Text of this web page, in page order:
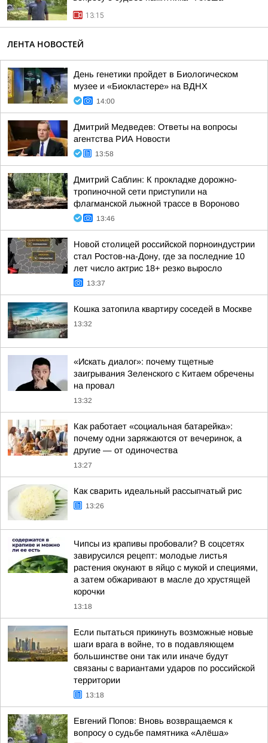
13:15
ЛЕНТА НОВОСТЕЙ
День генетики пройдет в Биологическом
музее и «Биокластере» на ВДНХ
14:00
Дмитрий Медведев: Ответы на вопросы
агентства РИА Новости
13:58
Дмитрий Саблин: К прокладке дорожно-
тропиночной сети приступили на
флагманской лыжной трассе в Вороново
13:46
Новой столицей российской порноиндустрии
стал Ростов-на-Дону, где за последние 10
лет число актрис 18+ резко выросло
13:37
Кошка затопила квартиру соседей в Москве
13:32
«Искать диалог»: почему тщетные
заигрывания Зеленского с Китаем обречены
на провал
13:32
Как работает «социальная батарейка»:
почему одни заряжаются от вечеринок, а
другие — от одиночества
13:27
Как сварить идеальный рассыпчатый рис
13:26
Чипсы из крапивы пробовали? В соцсетях
завирусился рецепт: молодые листья
растения окунают в яйцо с мукой и специями,
а затем обжаривают в масле до хрустящей
корочки
13:18
Если пытаться прикинуть возможные новые
шаги врага в войне, то в подавляющем
большинстве они так или иначе будут
связаны с вариантами ударов по российской
территории
13:18
Евгений Попов: Вновь возвращаемся к
вопросу о судьбе памятника «Алёша»